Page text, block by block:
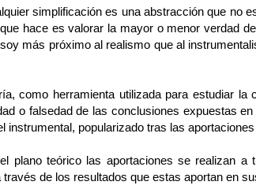
simplificación es una abstracción que no
hace es valorar la mayor o menor verdad
más próximo al realismo que al
como herramienta utilizada para estudiar
o falsedad de las conclusiones expuestas
instrumental, popularizado tras las
plano teórico las aportaciones se realizan
través de los resultados que estas aportan en